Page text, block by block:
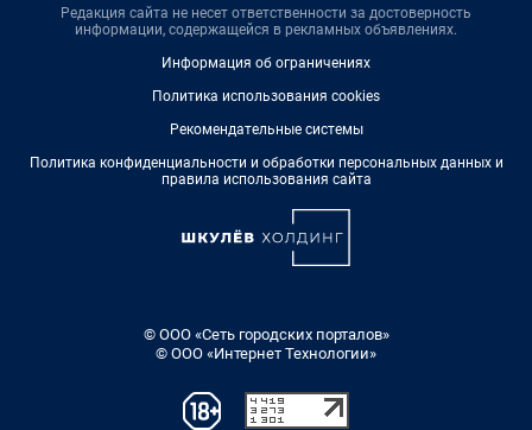
Редакция сайта не несет ответственности за достоверность
информации, содержащейся в рекламных объявлениях.
Информация об ограничениях
Политика использования cookies
Рекомендательные системы
Политика конфиденциальности и обработки персональных данных и
правила использования сайта
© ООО «Сеть городских порталов»
© ООО «Интернет Технологии»